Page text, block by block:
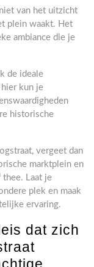
van het uitzicht
plein waakt. Het
ambiance die je
de ideale
kun je
historische
vergeet dan
marktplein en
Laat je
plek en maak
ervaring.
dat zich